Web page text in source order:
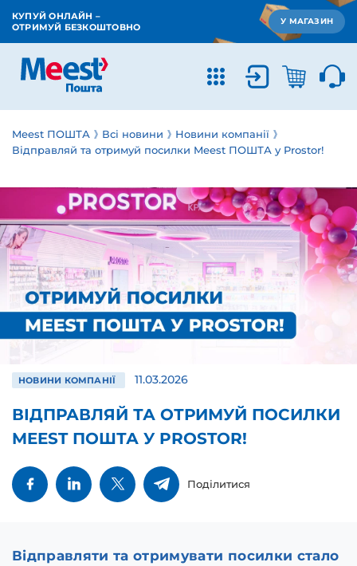
КУПУЙ ОНЛАЙН –
ОТРИМУЙ БЕЗКОШТОВНО
У МАГАЗИН
Meest ПОШТА Всі новини
Новини компанії
Відправляй та отримуй посилки Meest ПОШТА у Prostor!
НОВИНИ КОМПАНІЇ 11.03.2026
ВІДПРАВЛЯЙ ТА ОТРИМУЙ ПОСИЛКИ
MEEST ПОШТА У PROSTOR!
Поділитися
Відправляти та отримувати посилки стало